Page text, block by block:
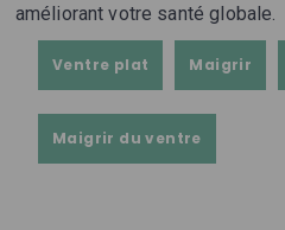
améliorant votre santé globale.
Ventre plat Maigrir
Maigrir du ventre